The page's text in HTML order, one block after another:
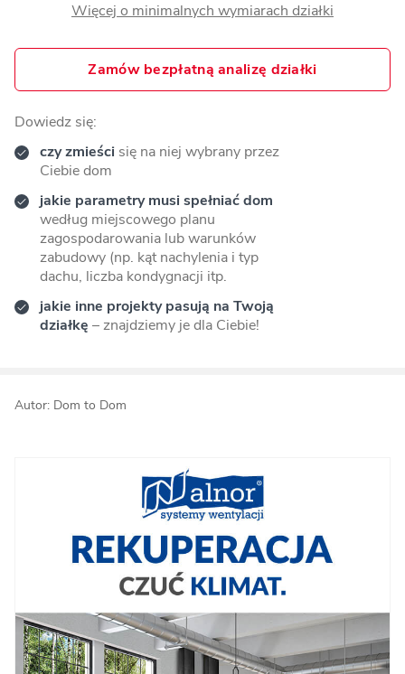
Więcej o minimalnych wymiarach działki
Zamów bezpłatną analizę działki
Dowiedz się:
czy zmieści się na niej wybrany przez
Ciebie dom
jakie parametry musi spełniać dom
według miejscowego planu
zagospodarowania lub warunków
zabudowy (np. kąt nachylenia i typ
dachu, liczba kondygnacji itp.
jakie inne projekty pasują na Twoją
działkę – znajdziemy je dla Ciebie!
Autor: Dom to Dom